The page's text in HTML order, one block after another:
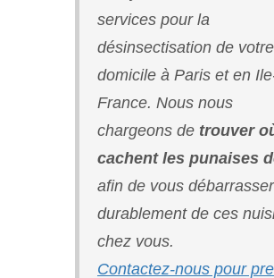
services pour la
désinsectisation de votre
domicile à Paris et en
France. Nous nous
chargeons de trouver
cachent les punaises
afin de vous débarrasser
durablement de ces
chez vous.
Contactez-nous pour